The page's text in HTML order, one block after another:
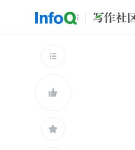
查看更多


